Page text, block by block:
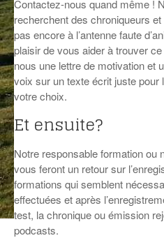
MUSIQUE DES ANTIPODES
NOS ANCIENS
SONORIK
ANCIENNES ÉMISSIONS
Contactez-nous quand même !
recherchent des chroniqueurs
pas encore à l’antenne faute
plaisir de vous aider à trouver
nous une lettre de motivation et
voix sur un texte écrit juste pour
votre choix.
Et ensuite?
Notre responsable formation ou
vous feront un retour sur
formations qui semblent
effectuées et après
test, la chronique ou émission
podcasts.